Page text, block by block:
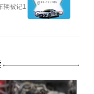
辆被记1